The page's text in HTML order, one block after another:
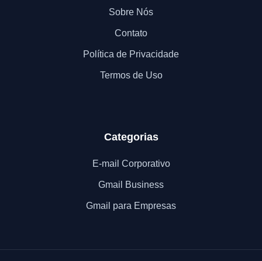
Sobre Nós
Contato
Política de Privacidade
Termos de Uso
Categorias
E-mail Corporativo
Gmail Business
Gmail para Empresas